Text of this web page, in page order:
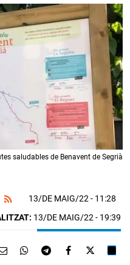
saludables de Benavent de Segrià
13/DE MAIG/22 - 11:28
13/DE MAIG/22 - 19:39